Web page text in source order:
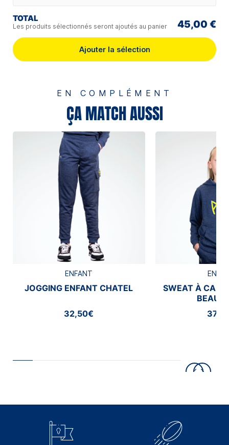
TOTAL
Les produits sélectionnés seront ajoutés au panier 45,00 €
Ajouter la sélection
EN COMPLÉMENT
ÇA MATCH AUSSI
ENFANT
JOGGING ENFANT CHATEL
32,50€
SWEAT À